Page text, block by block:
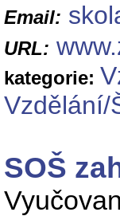
Email:
URL:
kategorie:
Vzdělání/
SOŠ